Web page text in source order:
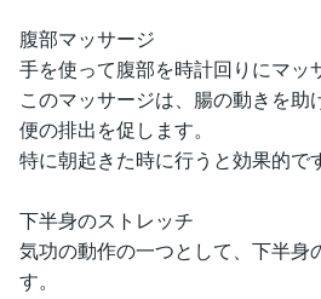
腹部マッサージ
手を使って腹部を時計回りにマッ
このマッサージは、腸の動きを助
便の排出を促します。
特に朝起きた時に行うと効果的で
下半身のストレッチ
気功の動作の一つとして、下半身
す。